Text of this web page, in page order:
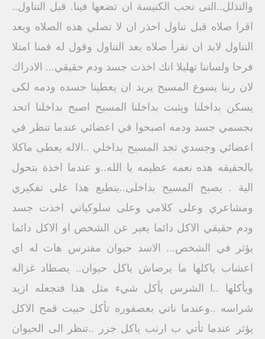
والتذلل..التى تحب الكنيسة ان تضعها فينا. قبل التناول..
اقرا صلاه قبل تناول احذر ان لا تصلي هذه الصلاه وبعد
التناول لابد ان تقرأ صلاه بعد التناول وقول له فمنا امتلا
فرحا ولساننا تهليلا انك اخذت جسد ودم حقيقي... الادراك
لان ربنا يسوع المسيح يريد ان يعطينا جسده ودمه لكى
يسكن بداخلنا ويثبت بداخلنا المسيح اصبح بداخلنا اتحد
بجسمي جسد ودمه اصبحوا في اعضائي عندما تنظر في
اعضائي وجسدي تجد المسيح بداخلي ..الاله يعطى ماكلا
بالحقيقه هذه نعمه عظيمه يا الله..و عندما اخذة بتحول
الية . يصبح المسيح بداخلى..ينطبع هذا على تفكيري
ومشاعري وعلى كلامي وعلى سلوكياتي اخذت جسد
ودم حقيقي الاكل دائما يعبر عن الشخص او الاكل دائما
يؤثر في الشخص... الاسد حيوان مفترس هات له اي
اعشاب ياكلها ما يرضاش ياكل حيوان.. يصطاد غزاله
ويأكلها ..ا الشرس يأكل شيء مثل هذا فتجعله ازيد
شراسه ..وعندما ناتي بعصفوره تأكل حبيت قمح الاكل
يؤثر عندما تأتي ب ارنب ياكل جزر ..تنظر الى الحيوان